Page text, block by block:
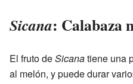
Sicana: Calabaza
El fruto deSicanatiene una
al melón, y puede durar